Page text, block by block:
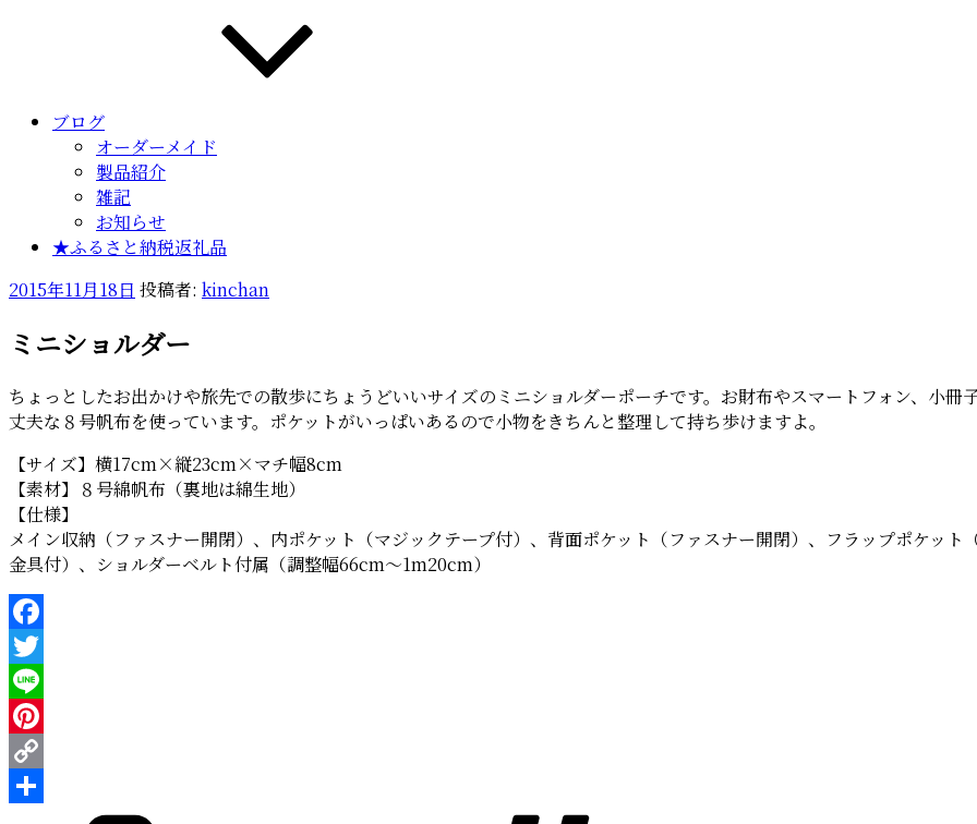
ブログ
オーダーメイド
製品紹介
雑記
お知らせ
★ふるさと納税返礼品
投
日:
2015年11月18日 投稿者: kinchan
ミニショルダー
ちょっとしたお出かけや旅先での散歩にちょうどいいサイズのミニショルダーポーチです。お財布やスマートフォン、小
丈夫な８号帆布を使っています。ポケットがいっぱいあるので小物をきちんと整理して持ち歩けますよ。
【サイズ】横17cm×縦23cm×マチ幅8cm
【素材】８号綿帆布（裏地は綿生地）
【仕様】
メイン収納（ファスナー開閉）、内ポケット（マジックテープ付）、背面ポケット（ファスナー開閉）、フラップポケッ
金具付）、ショルダーベルト付属（調整幅66cm～1m20cm）
Facebook
Twitter
Line
Pinterest
Copy